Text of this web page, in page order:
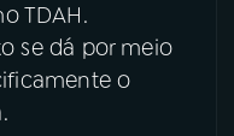
TDAH.
se dá por meio
o